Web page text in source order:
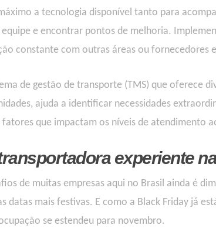
a tecnologia disponível tanto para
e encontrar pontos de melhoria.
constante com outras áreas ou fornecedores
de gestão de transporte (TMS) que oferece
ajuda a identificar necessidades
fatores que impactam os níveis de atendimento
experiente
de muitas empresas aqui no Brasil ainda é
datas mais festivas. E como a Black Friday já
se estendeu para novembro.